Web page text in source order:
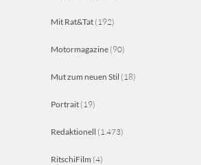
Mit Rat&Tat (192)
Motormagazine (90)
Mut zum neuen Stil (18)
Portrait (19)
Redaktionell (1.473)
RitschiFilm (4)